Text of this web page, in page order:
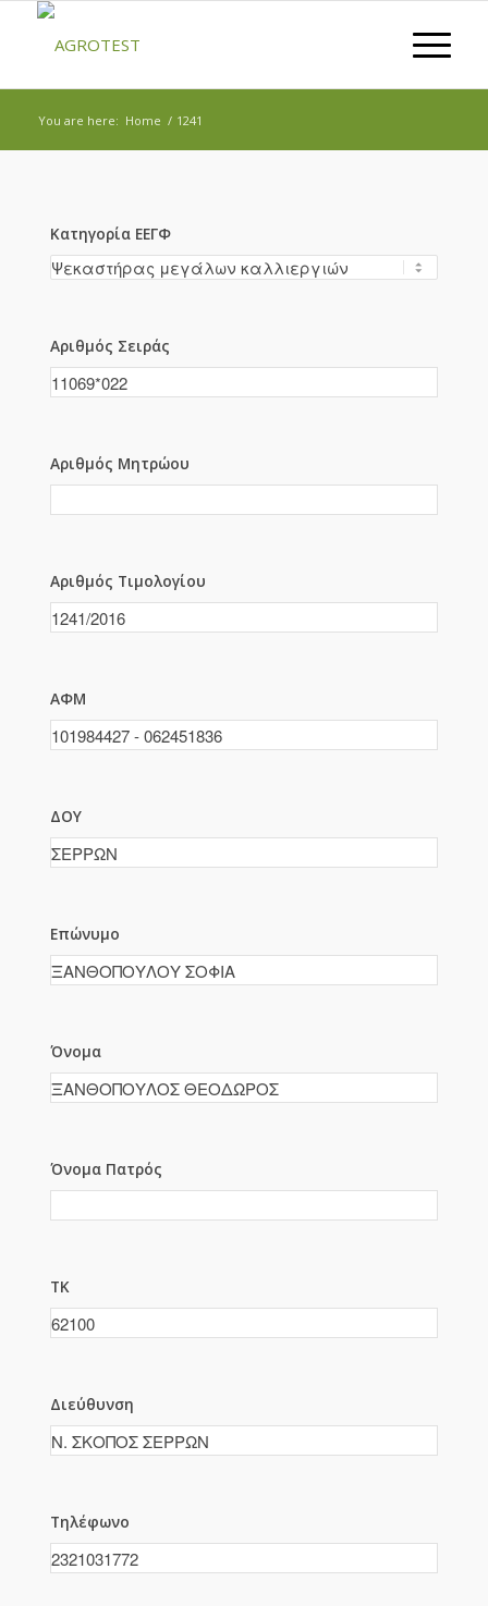
You are here: Home / 1241
Κατηγορία ΕΕΓΦ
Αριθμός Σειράς
Αριθμός Μητρώου
Αριθμός Τιμολογίου
ΑΦΜ
ΔΟΥ
Επώνυμο
Όνομα
Όνομα Πατρός
ΤΚ
Διεύθυνση
Τηλέφωνο